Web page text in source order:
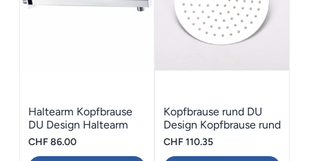
Haltearm Kopfbrause
DU Design Haltearm
Eckig
CHF86.00
Kopfbrause rund DU
Design Kopfbrause rund
CHF110.35